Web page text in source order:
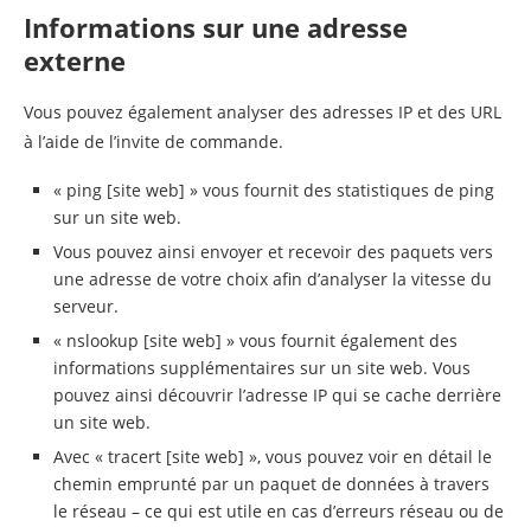
Informations sur une adresse
externe
Vous pouvez également analyser des adresses IP et des URL
à l’aide de l’invite de commande.
« ping [site web] » vous fournit des statistiques de ping
sur un site web.
Vous pouvez ainsi envoyer et recevoir des paquets vers
une adresse de votre choix afin d’analyser la vitesse du
serveur.
« nslookup [site web] » vous fournit également des
informations supplémentaires sur un site web. Vous
pouvez ainsi découvrir l’adresse IP qui se cache derrière
un site web.
Avec « tracert [site web] », vous pouvez voir en détail le
chemin emprunté par un paquet de données à travers
le réseau – ce qui est utile en cas d’erreurs réseau ou de